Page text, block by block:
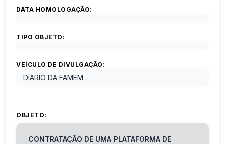
DATA HOMOLOGAÇÃO:
TIPO OBJETO:
VEÍCULO DE DIVULGAÇÃO:
DIARIO DA FAMEM
OBJETO:
CONTRATAÇÃO DE UMA PLATAFORMA DE